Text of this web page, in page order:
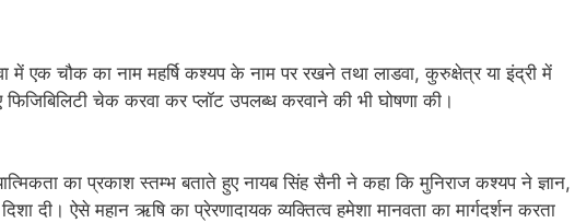
में एक चौक का नाम महर्षि कश्यप के नाम पर रखने तथा लाडवा, कुरुक्षेत्र या इंद्री में
चेक करवा कर प्लॉट उपलब्ध करवाने की भी घोषणा की।
का प्रकाश स्तम्भ बताते हुए नायब सिंह सैनी ने कहा कि मुनिराज कश्यप ने ज्ञान,
दी। ऐसे महान ऋषि का प्रेरणादायक व्यक्तित्व हमेशा मानवता का मार्गदर्शन करता